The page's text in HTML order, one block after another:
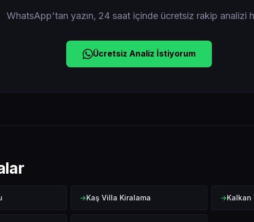
WhatsApp'tan yazın, 24 saat içinde ücretsiz rakip analizi
Ücretsiz Analiz İstiyorum
Kaş Villa Kiralama Kalkan